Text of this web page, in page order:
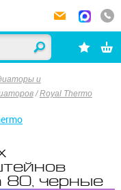
и
/Royal Thermo
80, черные